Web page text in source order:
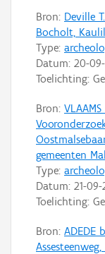
Bron: Deville
Bocholt,
Type:
Datum: 20-
Toelichting:
Bron:
gemeenten
Type:
Datum: 21-
Toelichting:
Bron: ADEDE